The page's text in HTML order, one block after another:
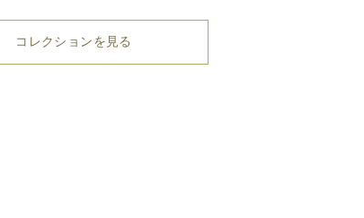
コレクションを見る